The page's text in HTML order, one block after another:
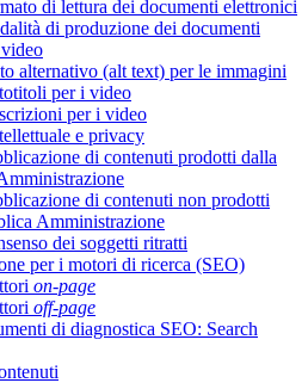
di lettura dei documenti elettronici
di produzione dei documenti
alternativo (alt text) per le immagini
per i video
per i video
e privacy
di contenuti prodotti dalla
di contenuti non prodotti
Amministrazione
dei soggetti ritratti
per i motori di ricerca (SEO)
on-page
off-page
di diagnostica SEO: Search